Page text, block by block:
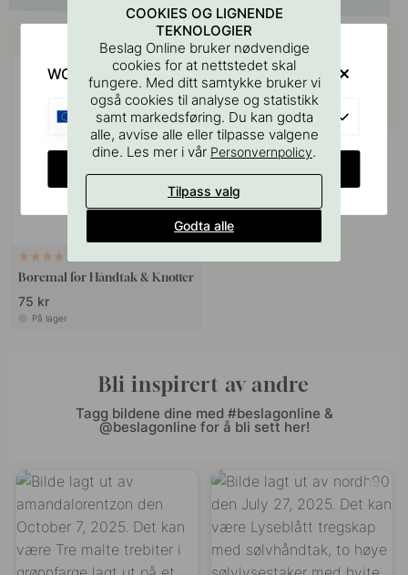
Kjøp sammen med
Boremal for Håndtak & Knotter
75 kr
På lager
Bli inspirert av andre
Tagg bildene dine med #beslagonline &
@beslagonline for å bli sett her!
COOKIES OG LIGNENDE
TEKNOLOGIER
Beslag Online bruker nødvendige
cookies for at nettstedet skal
fungere. Med ditt samtykke bruker vi
også cookies til analyse og statistikk
samt markedsføring. Du kan godta
alle, avvise alle eller tilpasse valgene
dine. Les mer i vår Personvernpolicy.
Tilpass valg
Godta alle
WOULD YOU RATHER VISIT?
EU